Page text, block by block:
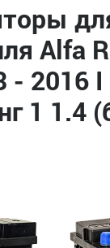
Alfa
- 2016 I
1 1.4